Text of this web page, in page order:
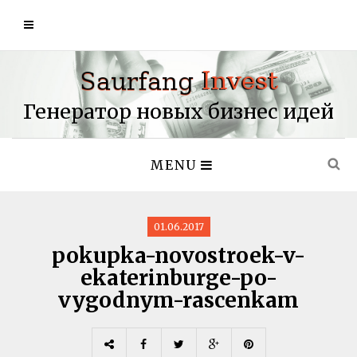
Генератор новых бизнес идей
MENU
01.06.2017
pokupka-novostroek-v-
ekaterinburge-po-
vygodnym-rascenkam